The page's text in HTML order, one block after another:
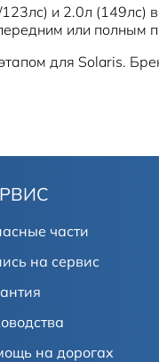
и 2.0л (149лс) в
или полным
для Solaris.
части
на сервис
на дорогах